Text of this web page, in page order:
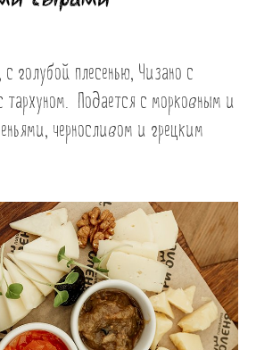
с голубой плесенью, Чизано с
Подается с морковным и
черносливом и грецким